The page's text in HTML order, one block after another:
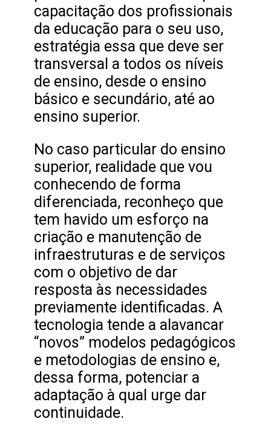
capacitação dos profissionais
da educação para o seu uso,
estratégia essa que deve ser
transversal a todos os níveis
de ensino, desde o ensino
básico e secundário, até ao
ensino superior.
No caso particular do ensino
superior, realidade que vou
conhecendo de forma
diferenciada, reconheço que
tem havido um esforço na
criação e manutenção de
infraestruturas e de serviços
com o objetivo de dar
resposta às necessidades
previamente identificadas. A
tecnologia tende a alavancar
“novos” modelos pedagógicos
e metodologias de ensino e,
dessa forma, potenciar a
adaptação à qual urge dar
continuidade.